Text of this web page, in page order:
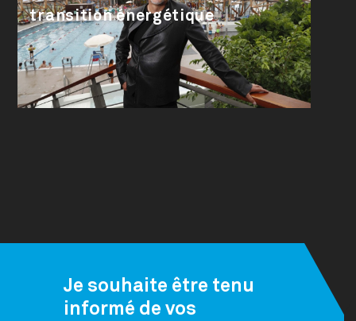
transition énergétique
Je souhaite être tenu
informé de vos